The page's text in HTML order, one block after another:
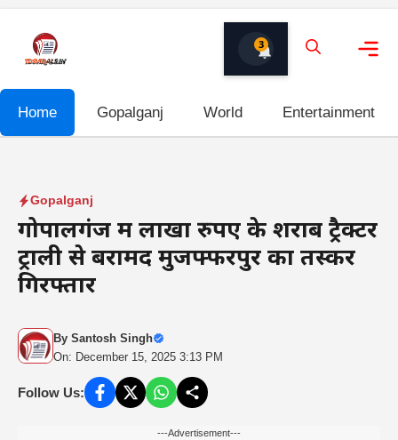
content
3
Home Gopalganj World Entertainment
Gopalganj
गोपालगंज में लाखों रुपए के शराब ट्रैक्टर
ट्राली से बरामद मुजफ्फरपुर का तस्कर
गिरफ्तार
By Santosh Singh
On: December 15, 2025 3:13 PM
Follow Us:
---Advertisement---